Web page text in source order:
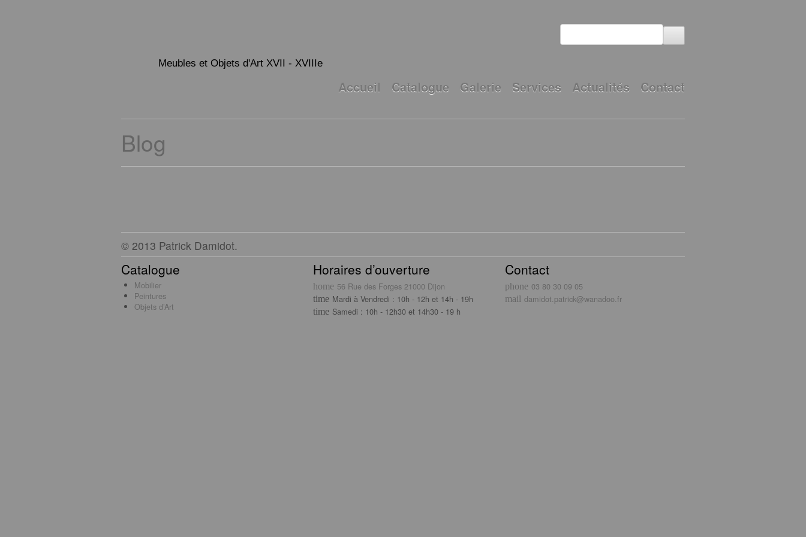
Meubles et Objets d'Art XVII - XVIIIe
Accueil Catalogue Galerie Services Actualités Contact
Blog
© 2013 Patrick Damidot.
Catalogue
Mobilier
Peintures
Objets d’Art
Horaires d’ouverture
56 Rue des Forges 21000 Dijon
Mardi à Vendredi : 10h - 12h et 14h - 19h
Samedi : 10h - 12h30 et 14h30 - 19 h
Contact
03 80 30 09 05
damidot.patrick@wanadoo.fr